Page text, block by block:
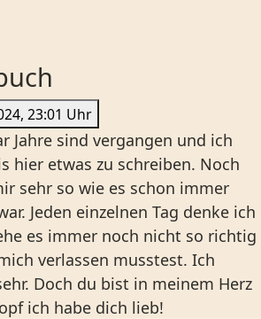
am 26. März 2024, 23:01 Uhr
Jahre sind vergangen und ich
hier etwas zu schreiben. Noch
sehr so wie es schon immer
Jeden einzelnen Tag denke ich
es immer noch nicht so richtig
verlassen musstest. Ich
Doch du bist in meinem Herz
ich habe dich lieb!